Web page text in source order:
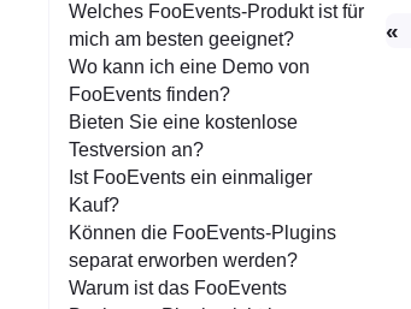
Welches FooEvents-Produkt ist für
mich am besten geeignet?
Wo kann ich eine Demo von
FooEvents finden?
Bieten Sie eine kostenlose
Testversion an?
Ist FooEvents ein einmaliger
Kauf?
Können die FooEvents-Plugins
separat erworben werden?
Warum ist das FooEvents
«